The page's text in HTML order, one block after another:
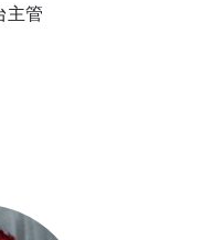
主管